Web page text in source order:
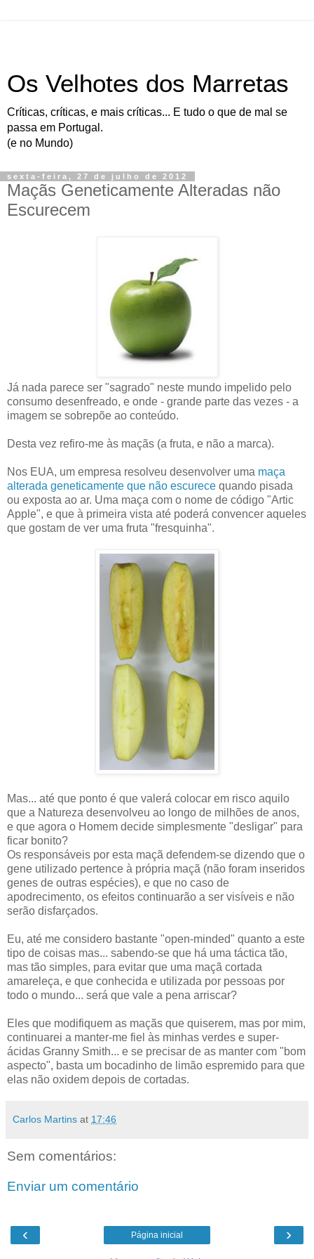
Os Velhotes dos Marretas
Críticas, críticas, e mais críticas... E tudo o que de mal se
passa em Portugal.
(e no Mundo)
sexta-feira, 27 de julho de 2012
Maçãs Geneticamente Alteradas não
Escurecem
Já nada parece ser "sagrado" neste mundo impelido pelo
consumo desenfreado, e onde - grande parte das vezes - a
imagem se sobrepõe ao conteúdo.
Desta vez refiro-me às maçãs (a fruta, e não a marca).
Nos EUA, um empresa resolveu desenvolver uma maça
alterada geneticamente que não escurece quando pisada
ou exposta ao ar. Uma maça com o nome de código "Artic
Apple", e que à primeira vista até poderá convencer aqueles
que gostam de ver uma fruta "fresquinha".
Mas... até que ponto é que valerá colocar em risco aquilo
que a Natureza desenvolveu ao longo de milhões de anos,
e que agora o Homem decide simplesmente "desligar" para
ficar bonito?
Os responsáveis por esta maçã defendem-se dizendo que o
gene utilizado pertence à própria maçã (não foram inseridos
genes de outras espécies), e que no caso de
apodrecimento, os efeitos continuarão a ser visíveis e não
serão disfarçados.
Eu, até me considero bastante "open-minded" quanto a este
tipo de coisas mas... sabendo-se que há uma táctica tão,
mas tão simples, para evitar que uma maçã cortada
amareleça, e que conhecida e utilizada por pessoas por
todo o mundo... será que vale a pena arriscar?
Eles que modifiquem as maçãs que quiserem, mas por mim,
continuarei a manter-me fiel às minhas verdes e super-
ácidas Granny Smith... e se precisar de as manter com "bom
aspecto", basta um bocadinho de limão espremido para que
elas não oxidem depois de cortadas.
Carlos Martins at 17:46
Sem comentários:
Enviar um comentário
‹ ›
Página inicial